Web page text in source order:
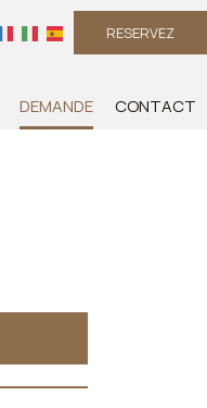
RESERVEZ
DEMANDE CONTACT